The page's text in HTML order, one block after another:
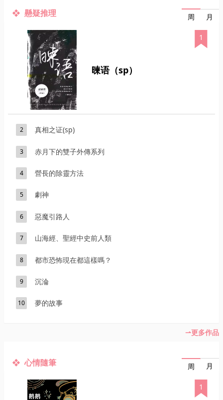
懸疑推理 周 月
1
暕语（sp）
真相之证(sp)
2
赤月下的雙子外傳系列
3
營長的除靈方法
4
劇神
5
惡魔引路人
6
山海經、聖經中史前人類
7
都市恐怖現在都這樣嗎？
8
沉淪
9
夢的故事
10
更多作品
心情隨筆 周 月
1